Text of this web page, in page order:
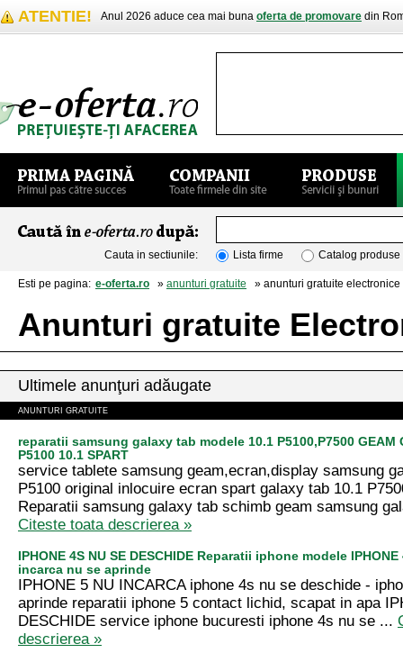
ATENTIE! Anul 2026 aduce cea mai buna oferta de promovare din
Cauta in sectiunile: Lista firme Catalog produse
Esti pe pagina: e-oferta.ro » anunturi gratuite » anunturi gratuite
Anunturi gratuite
Ultimele anunţuri adăugate
ANUNTURI GRATUITE
reparatii samsung galaxy tab modele 10.1 P5100,P7500 GEAM
P5100 10.1 SPART
service tablete samsung geam,ecran,display samsung
P5100 original inlocuire ecran spart galaxy tab 10.1
Reparatii samsung galaxy tab schimb geam samsung
Citeste toata descrierea »
IPHONE 4S NU SE DESCHIDE Reparatii iphone modele
incarca nu se aprinde
IPHONE 5 NU INCARCA iphone 4s nu se deschide -
aprinde reparatii iphone 5 contact lichid, scapat in apa
DESCHIDE service iphone bucuresti iphone 4s nu se ...
descrierea »